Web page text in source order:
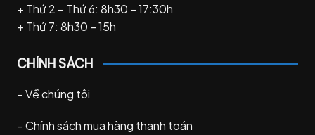
+ Thứ 2 – Thứ 6: 8h30 – 17:30h
+ Thứ 7: 8h30 – 15h
CHÍNH SÁCH
–Về chúng tôi
–Chính sách mua hàng thanh toán